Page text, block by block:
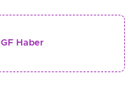
İGF Haber